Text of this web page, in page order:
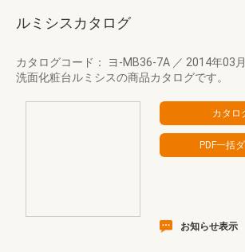
ルミシスカタログ
カタログコード： ヨ-MB36-7A ／ 2014年03月
洗面化粧台ルミシスの商品カタログです。
お知らせ表示